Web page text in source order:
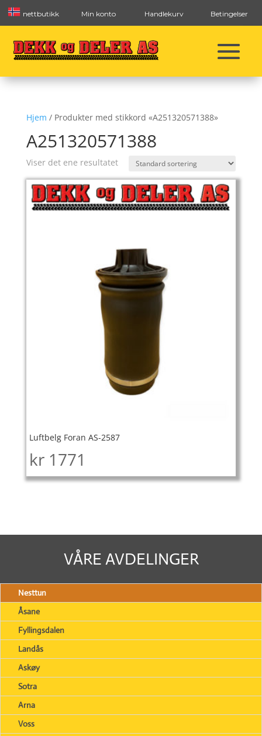
nettbutikk Min konto Handlekurv Betingelser
Hjem / Produkter med stikkord «A251320571388»
A251320571388
Viser det ene resultatet
Luftbelg Foran AS-2587
kr 1771
VÅRE AVDELINGER
Nesttun
Åsane
Fyllingsdalen
Landås
Askøy
Sotra
Arna
Voss